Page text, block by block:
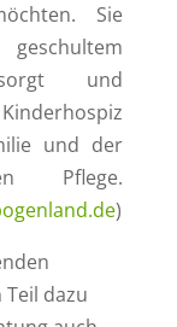
Sie
und
und der
Pflege.
)
dazu